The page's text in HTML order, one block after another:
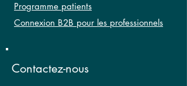
Programme patients
Connexion B2B pour les professionnels
Contactez-nous